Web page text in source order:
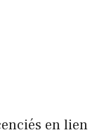
en lien